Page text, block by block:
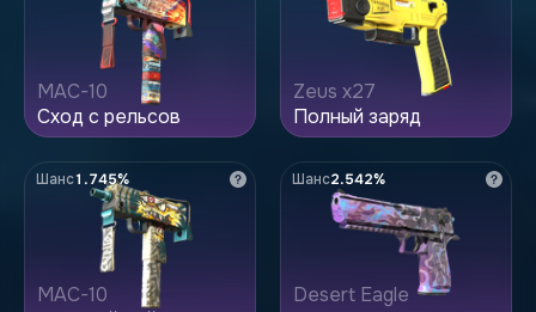
MAC-10
Сход с рельсов
Zeus x27
Полный заряд
MAC-10
Шанс1.745%
Desert Eagle
Шанс2.542%